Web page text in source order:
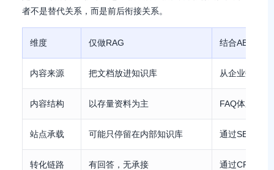
者不是替代关系，而是前后衔接关系。
维度 仅做RAG 结合AB客
内容来源 把文档放进知识库 从企业数字
内容结构 以存量资料为主 FAQ体系、
站点承载 可能只停留在内部知识库 通过
转化链路 有回答，无承接 通过CRM、